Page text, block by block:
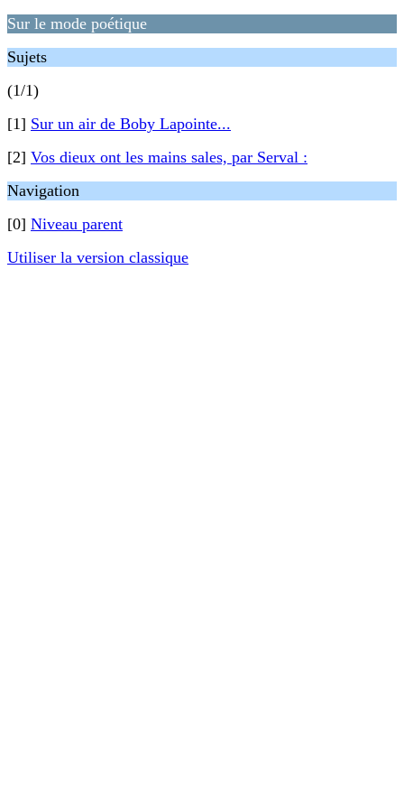
Sur le mode poétique
Sujets
(1/1)
[1] Sur un air de Boby Lapointe...
[2] Vos dieux ont les mains sales, par Serval :
Navigation
[0] Niveau parent
Utiliser la version classique